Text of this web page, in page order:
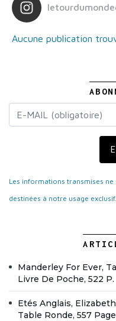
Aucune publication
Les informations transmises
destinées à notre usage exclusif.
Manderley For Ever,
Livre De Poche, 522 P.
Etés Anglais,
Table Ronde, 557